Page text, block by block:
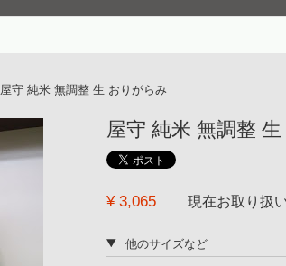
屋守 純米 無調整 生 おりがらみ
屋守 純米 無調整
¥ 3,065 現在お取り扱
他のサイズなど